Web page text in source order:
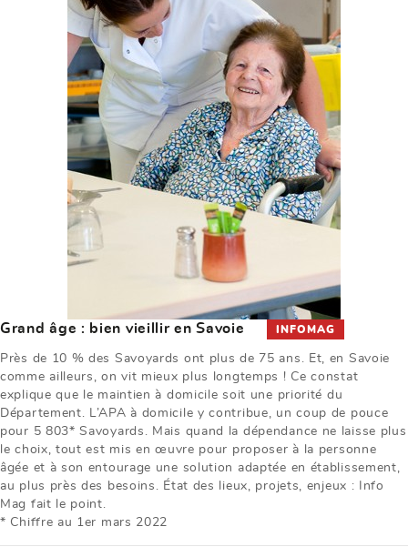
Grand âge : bien vieillir en Savoie INFOMAG
Près de 10 % des Savoyards ont plus de 75 ans. Et, en Savoie
comme ailleurs, on vit mieux plus longtemps ! Ce constat
explique que le maintien à domicile soit une priorité du
Département. L’APA à domicile y contribue, un coup de pouce
pour 5 803* Savoyards. Mais quand la dépendance ne laisse plus
le choix, tout est mis en œuvre pour proposer à la personne
âgée et à son entourage une solution adaptée en établissement,
au plus près des besoins. État des lieux, projets, enjeux : Info
Mag fait le point.
* Chiffre au 1er mars 2022